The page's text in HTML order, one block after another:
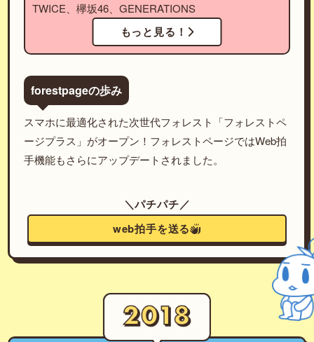
TWICE、欅坂46、GENERATIONS
もっと見る！
forestpageの歩み
スマホに最適化された次世代フォレスト「フォレストペ
ージプラス」がオープン！フォレストページではWeb拍
手機能もさらにアップデートされました。
＼パチパチ／
web拍手を送る